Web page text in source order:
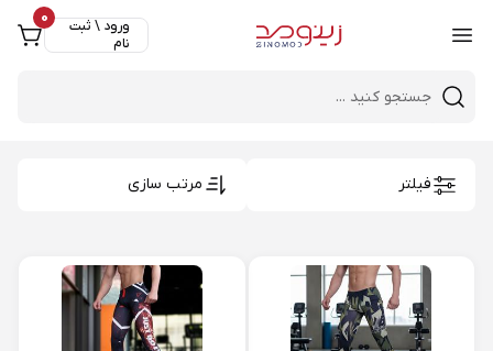
ورود \ ثبت
نام
0
Mobile header search
فیلتر مرتب سازی